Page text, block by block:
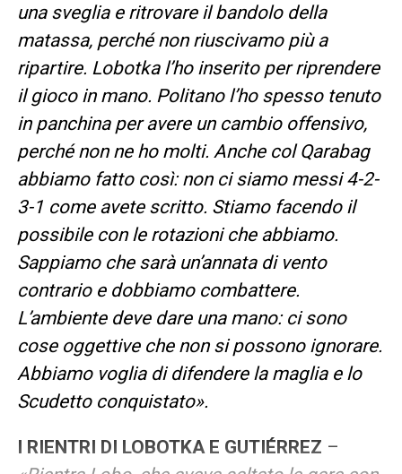
una sveglia e ritrovare il bandolo della
matassa, perché non riuscivamo più a
ripartire. Lobotka l’ho inserito per riprendere
il gioco in mano. Politano l’ho spesso tenuto
in panchina per avere un cambio offensivo,
perché non ne ho molti. Anche col Qarabag
abbiamo fatto così: non ci siamo messi 4-2-
3-1 come avete scritto. Stiamo facendo il
possibile con le rotazioni che abbiamo.
Sappiamo che sarà un’annata di vento
contrario e dobbiamo combattere.
L’ambiente deve dare una mano: ci sono
cose oggettive che non si possono ignorare.
Abbiamo voglia di difendere la maglia e lo
Scudetto conquistato».
I RIENTRI DI LOBOTKA E GUTIÉRREZ –